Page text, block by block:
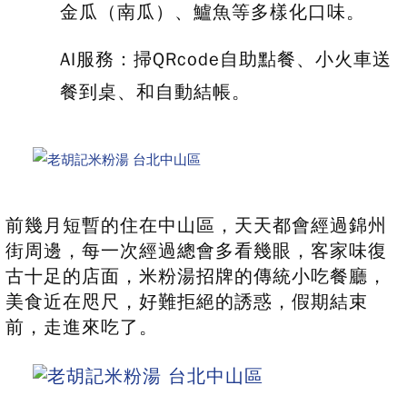
金瓜（南瓜）、鱸魚等多樣化口味。
AI服務：掃QRcode自助點餐、小火車送
餐到桌、和自動結帳。
前幾月短暫的住在中山區，天天都會經過錦州
街周邊，每一次經過總會多看幾眼，客家味復
古十足的店面，米粉湯招牌的傳統小吃餐廳，
美食近在咫尺，好難拒絕的誘惑，假期結束
前，走進來吃了。